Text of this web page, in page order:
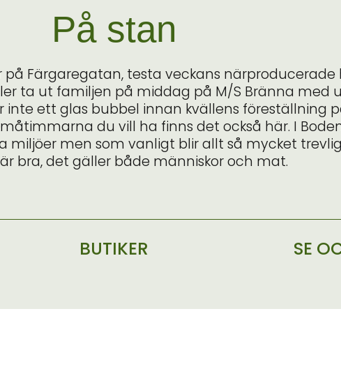
På stan
Färgaregatan, testa veckans närproducerade
ta ut familjen på middag på M/S Bränna med
inte ett glas bubbel innan kvällens föreställning
du vill ha finns det också här. I
miljöer men som vanligt blir allt så mycket
bra, det gäller både människor och mat.
BUTIKER SE